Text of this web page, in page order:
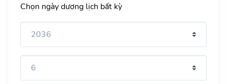
Chọn ngày dương lịch bất kỳ